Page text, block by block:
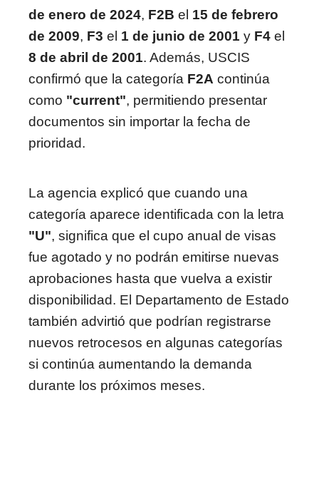
de enero de 2024, F2B el 15 de febrero
de 2009, F3 el 1 de junio de 2001 y F4 el
8 de abril de 2001. Además, USCIS
confirmó que la categoría F2A continúa
como "current", permitiendo presentar
documentos sin importar la fecha de
prioridad.
La agencia explicó que cuando una
categoría aparece identificada con la letra
"U", significa que el cupo anual de visas
fue agotado y no podrán emitirse nuevas
aprobaciones hasta que vuelva a existir
disponibilidad. El Departamento de Estado
también advirtió que podrían registrarse
nuevos retrocesos en algunas categorías
si continúa aumentando la demanda
durante los próximos meses.